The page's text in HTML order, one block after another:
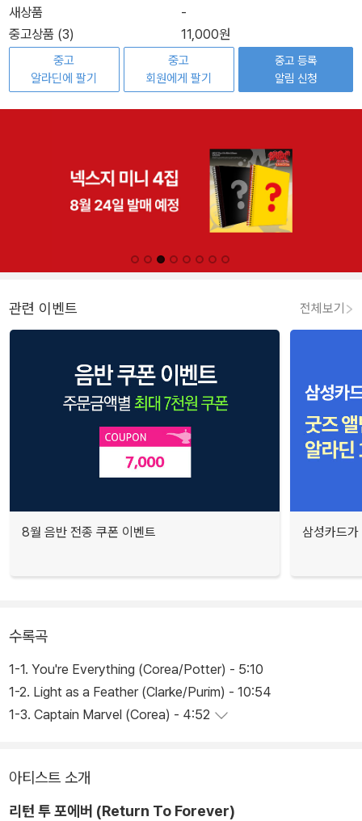
새상품
-
중고상품 (3)
11,000원
중고
알라딘에 팔기
중고
회원에게 팔기
중고 등록
알림 신청
관련 이벤트 전체보기
8월 음반 전종 쿠폰 이벤트 삼성카드
수록곡
1-1. You're Everything (Corea/Potter) - 5:10
1-2. Light as a Feather (Clarke/Purim) - 10:54
1-3. Captain Marvel (Corea) - 4:52
아티스트 소개
리턴 투 포에버 (Return To Forever)